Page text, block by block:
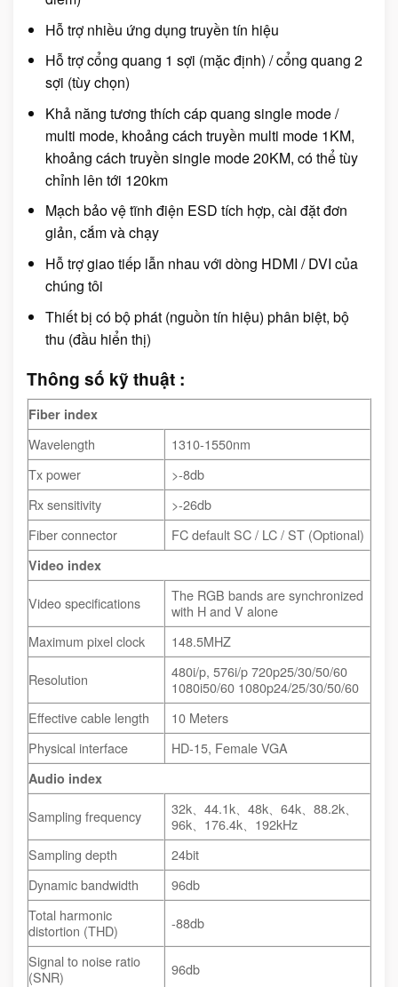
Hỗ trợ nhiều ứng dụng truyền tín hiệu
Hỗ trợ cổng quang 1 sợi (mặc định) / cổng quang 2
sợi (tùy chọn)
Khả năng tương thích cáp quang single mode /
multi mode, khoảng cách truyền multi mode 1KM,
khoảng cách truyền single mode 20KM, có thể tùy
chỉnh lên tới 120km
Mạch bảo vệ tĩnh điện ESD tích hợp, cài đặt đơn
giản, cắm và chạy
Hỗ trợ giao tiếp lẫn nhau với dòng HDMI / DVI của
chúng tôi
Thiết bị có bộ phát (nguồn tín hiệu) phân biệt, bộ
thu (đầu hiển thị)
Thông số kỹ thuật :
Fiber index
Wavelength
1310-1550nm
Tx power
>-8db
Rx sensitivity
>-26db
Fiber connector
FC default SC / LC / ST (Optional)
Video index
Video specifications
The RGB bands are synchronized
with H and V alone
Maximum pixel clock
148.5MHZ
Resolution
480i/p, 576i/p 720p25/30/50/60
1080i50/60 1080p24/25/30/50/60
Effective cable length
10 Meters
Physical interface
HD-15, Female VGA
Audio index
Sampling frequency
32k、44.1k、48k、64k、88.2k、
96k、176.4k、192kHz
Sampling depth
24bit
Dynamic bandwidth
96db
Total harmonic
distortion (THD)
-88db
Signal to noise ratio
(SNR)
96db